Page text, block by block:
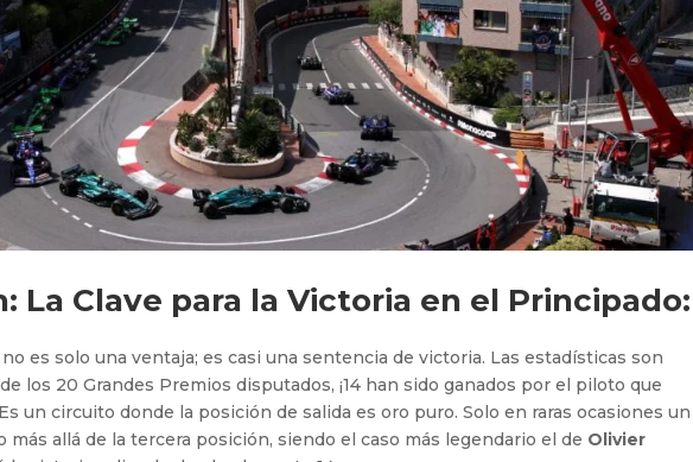
La Clave para la Victoria en el Principado:
es solo una ventaja; es casi una sentencia de victoria. Las estadísticas son
los 20 Grandes Premios disputados, ¡14 han sido ganados por el piloto que
un circuito donde la posición de salida es oro puro. Solo en raras ocasiones un
allá de la tercera posición, siendo el caso más legendario el de Olivier